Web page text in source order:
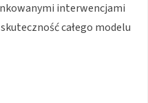
interwencjami
całego modelu